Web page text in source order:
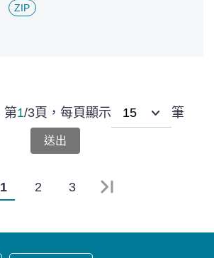
ZIP
第1/3頁，每頁顯示 筆
1 2 3 最末頁